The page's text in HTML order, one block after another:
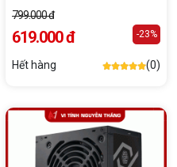
799.000 đ
619.000 đ -23%
Hết hàng (0)